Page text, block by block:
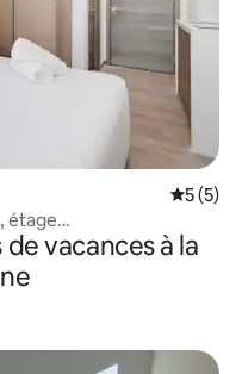
5 (5)
étage
parking gratuit
vacances à la